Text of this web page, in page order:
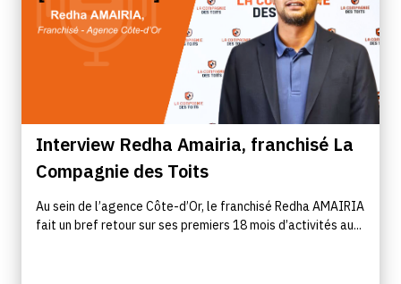
Interview Redha Amairia, franchisé La
Compagnie des Toits
Au sein de l’agence Côte-d’Or, le franchisé Redha AMAIRIA
fait un bref retour sur ses premiers 18 mois d’activités au...